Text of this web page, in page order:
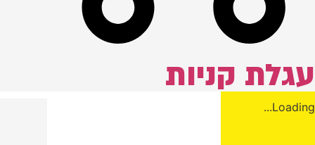
עגלת קניות
Loading...